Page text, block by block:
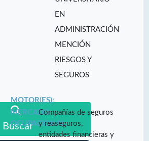
Buscar
EN
ADMINISTRACIÓN
MENCIÓN
RIESGOS Y
SEGUROS
MOTOR(ES):
MERCADO
OCUPACIONAL:
Compañías de seguros
y reaseguros,
entidades financieras y